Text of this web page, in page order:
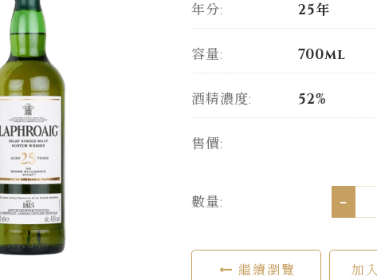
年分: 25年
容量: 700ml
酒精濃度: 52%
售價:
數量: -
繼續瀏覽 加